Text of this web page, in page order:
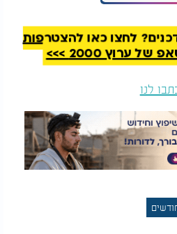
לי מזל!": הרב שניר גואטה
לחצו כאן להצטרפות
ערוץ 2000 >>>
לנו